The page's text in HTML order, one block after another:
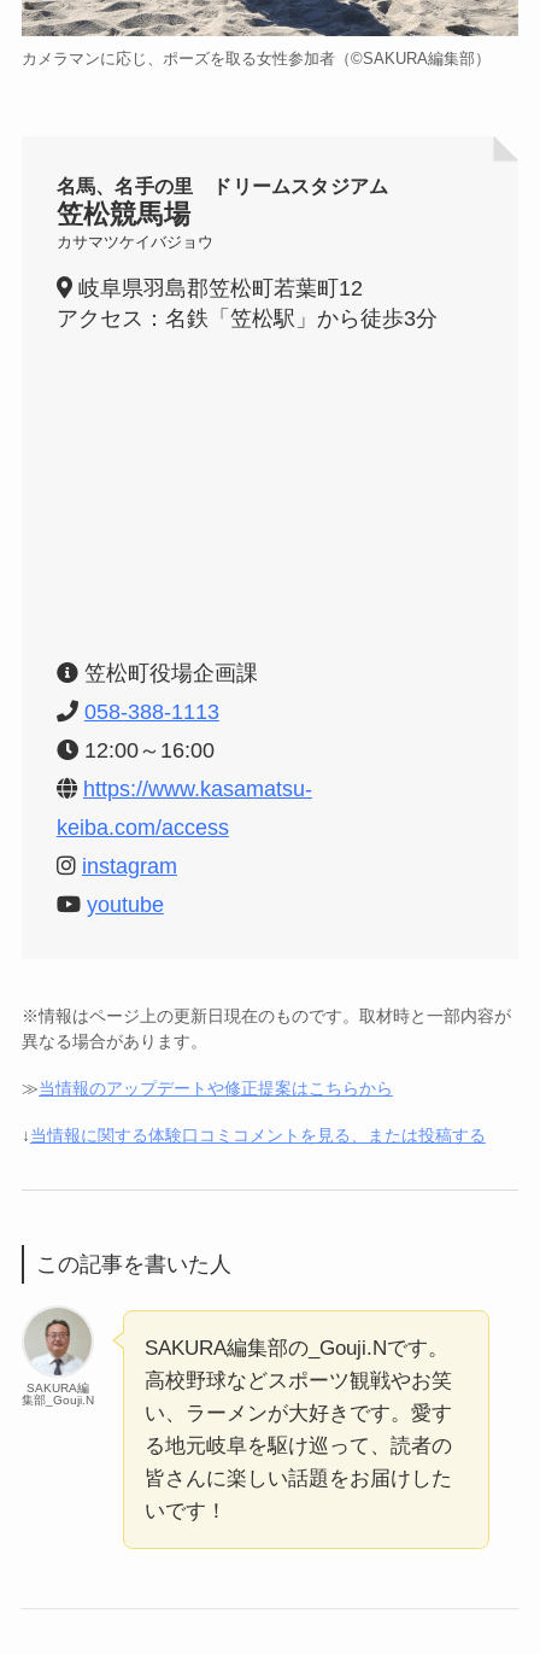
カメラマンに応じ、ポーズを取る女性参加者（©️SAKURA編集部）
名馬、名手の里 ドリームスタジアム
笠松競馬場
カサマツケイバジョウ
岐阜県羽島郡笠松町若葉町12
アクセス：名鉄「笠松駅」から徒歩3分
笠松町役場企画課
058-388-1113
12:00～16:00
https://www.kasamatsu-
keiba.com/access
instagram
youtube
※情報はページ上の更新日現在のものです。取材時と一部内容が
異なる場合があります。
≫当情報のアップデートや修正提案はこちらから
↓当情報に関する体験口コミコメントを見る、または投稿する
この記事を書いた人
SAKURA編
集部_Gouji.N
SAKURA編集部の_Gouji.Nです。
高校野球などスポーツ観戦やお笑
い、ラーメンが大好きです。愛す
る地元岐阜を駆け巡って、読者の
皆さんに楽しい話題をお届けした
いです！